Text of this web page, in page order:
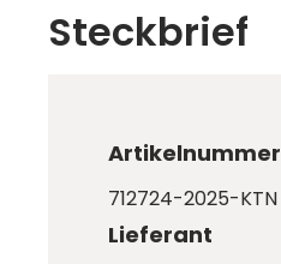
Steckbrief
Artikelnummer
712724-2025-KTN
Lieferant